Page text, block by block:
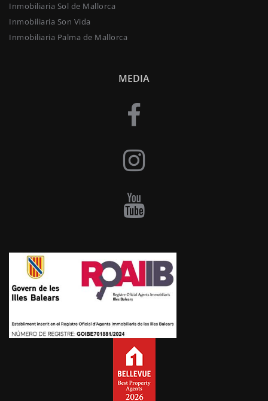
Inmobiliaria Sol de Mallorca
Inmobiliaria Son Vida
Inmobiliaria Palma de Mallorca
MEDIA